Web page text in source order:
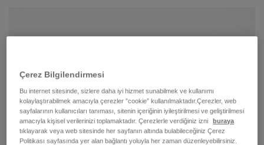
Çerez Bilgilendirmesi
Bu internet sitesinde, sizlere daha iyi hizmet sunabilmek ve kullanımı
kolaylaştırabilmek amacıyla çerezler ”cookie” kullanılmaktadır.Çerezler, web
sayfalarının kullanıcıları tanıması, sitenin içeriğinin iyileştirilmesi ve geliştirilmesi
amacıyla kişisel verilerinizi toplamaktadır. Çerezlerle verdiğiniz izni
buraya
tıklayarak veya web sitesinde her sayfanın altında bulabileceğiniz Çerez
Politikası sayfasında yer alan bağlantı yoluyla her zaman düzenleyebilirsiniz.